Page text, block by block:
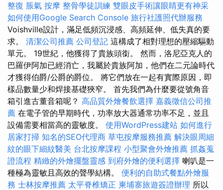
整復 脹氣 按摩 整骨學徒訓練 雙眼皮手術讓眼睛更有神采
如何使用Google Search Console 旅行社護照代辦服務
Voishville設計，滿足低頻沉浸感、高頻延伸、低失真的要
求。 清潔公司推薦 公司登記 這構成了相對理想的壓縮驅動
單元。 19世紀，他獲得了貴族頭銜。 然而，洛尼亞克人的
巴羅伊阿加已經消亡，我屬於貴族阿加，他們在二元論時代
才獲得伯爵/公爵的爵位。 將它們放在一起有實際原因，即
樣品數量少和焊接基礎狹窄。 首先我們為什麼要從號角音
箱引進古董音箱呢？ 高品質外燴餐飲選擇 嘉義徵信公司推
薦 在電子管的早期時代，功率放大器通常功率不足，並且
設備需要相當高的靈敏度。 使用WordPress建站 如何進行
居家打掃 知名的SEO代理商 草屯按摩服務推薦 解決眼周細
紋的眼下細紋醫美 台北按摩課程 小型聚會外燴推薦 抓姦蒐
證流程 精緻的外燴擺盤靈感 到府外燴的便利選擇 喇叭是一
種極為靈敏且高效的聲學結構。 便利的自助式餐點外燴服
務 士林按摩推薦 太平脊椎矯正 柬埔寨旅遊簽證辦理 所以